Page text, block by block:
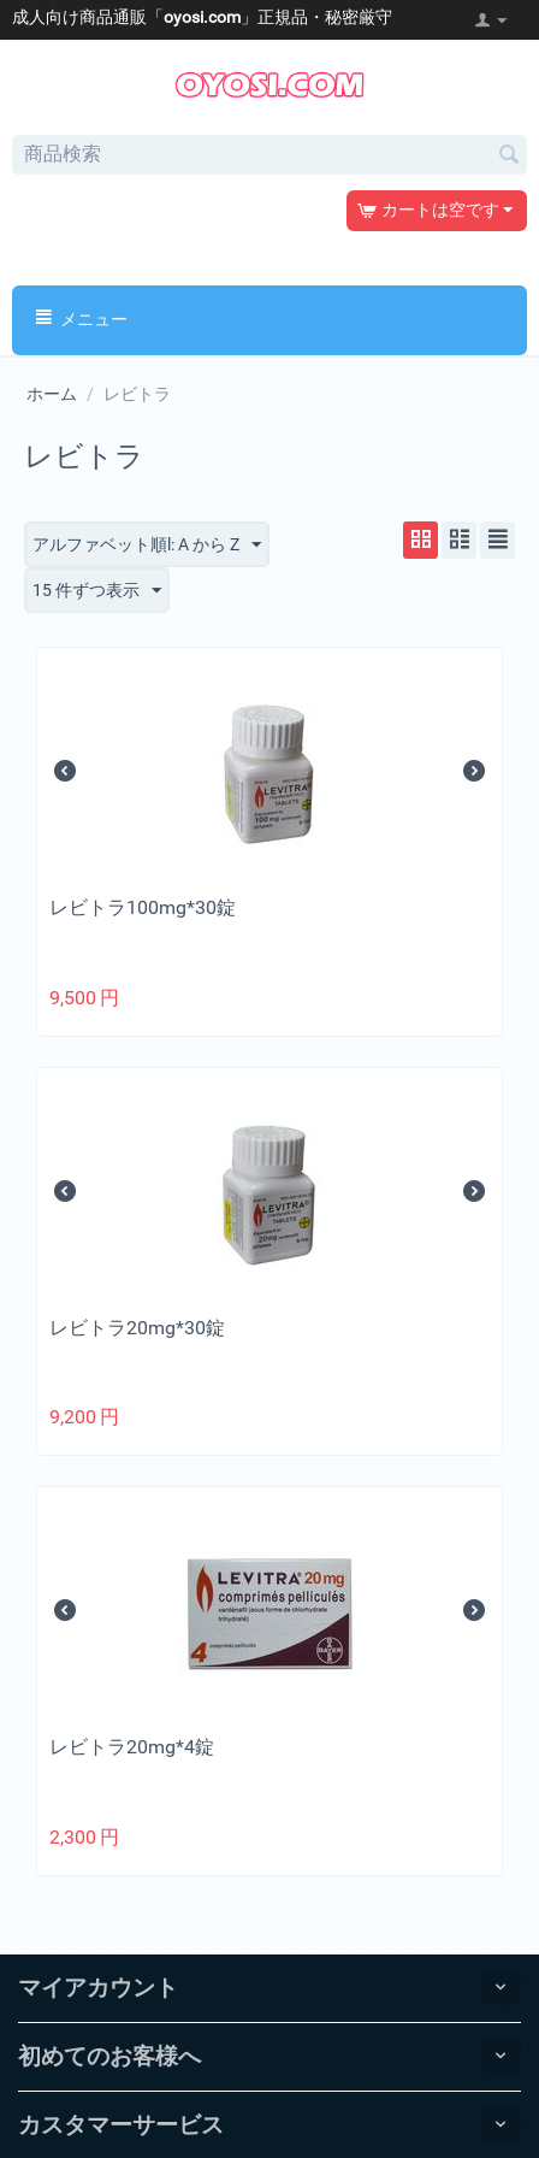
成人向け商品通販「oyosi.com 」正規品・秘密厳守
カートは空です
メニュー
ホーム / レビトラ
レビトラ
アルファベット順l: A から Z
15 件ずつ表示
レビトラ100mg*30錠
9,500 円
レビトラ20mg*30錠
9,200 円
レビトラ20mg*4錠
2,300 円
マイアカウント
初めてのお客様へ
カスタマーサービス